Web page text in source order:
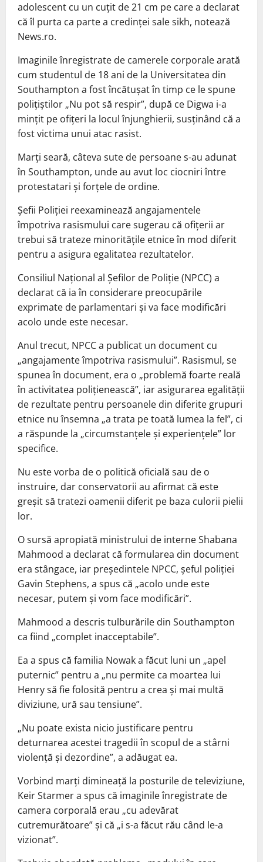
adolescent cu un cuţit de 21 cm pe care a declarat
că îl purta ca parte a credinţei sale sikh, notează
News.ro.
Imaginile înregistrate de camerele corporale arată
cum studentul de 18 ani de la Universitatea din
Southampton a fost încătuşat în timp ce le spune
poliţiştilor „Nu pot să respir”, după ce Digwa i-a
minţit pe ofiţeri la locul înjunghierii, susţinând că a
fost victima unui atac rasist.
Marţi seară, câteva sute de persoane s-au adunat
în Southampton, unde au avut loc ciocniri între
protestatari şi forţele de ordine.
Şefii Poliţiei reexaminează angajamentele
împotriva rasismului care sugerau că ofiţerii ar
trebui să trateze minorităţile etnice în mod diferit
pentru a asigura egalitatea rezultatelor.
Consiliul Naţional al Şefilor de Poliţie (NPCC) a
declarat că ia în considerare preocupările
exprimate de parlamentari şi va face modificări
acolo unde este necesar.
Anul trecut, NPCC a publicat un document cu
„angajamente împotriva rasismului”. Rasismul, se
spunea în document, era o „problemă foarte reală
în activitatea poliţienească”, iar asigurarea egalităţii
de rezultate pentru persoanele din diferite grupuri
etnice nu însemna „a trata pe toată lumea la fel”, ci
a răspunde la „circumstanţele şi experienţele” lor
specifice.
Nu este vorba de o politică oficială sau de o
instruire, dar conservatorii au afirmat că este
greşit să tratezi oamenii diferit pe baza culorii pielii
lor.
O sursă apropiată ministrului de interne Shabana
Mahmood a declarat că formularea din document
era stângace, iar preşedintele NPCC, şeful poliţiei
Gavin Stephens, a spus că „acolo unde este
necesar, putem şi vom face modificări”.
Mahmood a descris tulburările din Southampton
ca fiind „complet inacceptabile”.
Ea a spus că familia Nowak a făcut luni un „apel
puternic” pentru a „nu permite ca moartea lui
Henry să fie folosită pentru a crea şi mai multă
diviziune, ură sau tensiune”.
„Nu poate exista nicio justificare pentru
deturnarea acestei tragedii în scopul de a stârni
violenţă şi dezordine”, a adăugat ea.
Vorbind marţi dimineaţă la posturile de televiziune,
Keir Starmer a spus că imaginile înregistrate de
camera corporală erau „cu adevărat
cutremurătoare” şi că „i s-a făcut rău când le-a
vizionat”.